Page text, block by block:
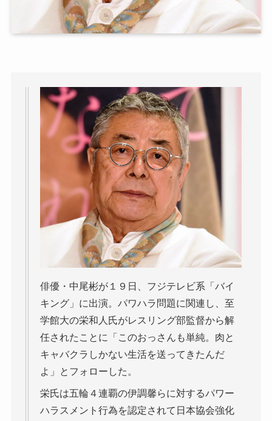
俳優・中尾彬が１９日、フジテレビ系「バイ
キング」に出演。パワハラ問題に関連し、至
学館大の栄和人氏がレスリング部監督から解
任されたことに「このおっさんも単純。肉と
キャバクラしかない生活を送ってきたんだ
よ」とフォローした。
栄氏は五輪４連覇の伊調馨らに対するパワー
ハラスメント行為を認定されて日本協会強化